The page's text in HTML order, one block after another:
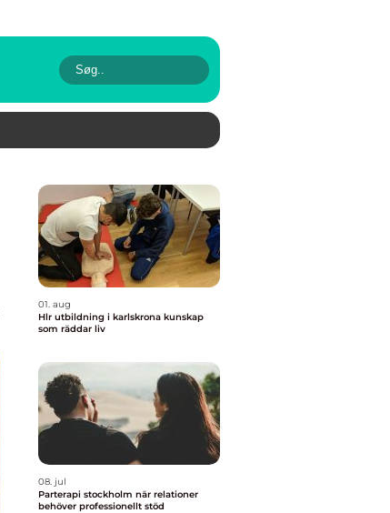
01. aug
Hlr utbildning i karlskrona kunskap
som räddar liv
08. jul
Parterapi stockholm när relationer
behöver professionellt stöd